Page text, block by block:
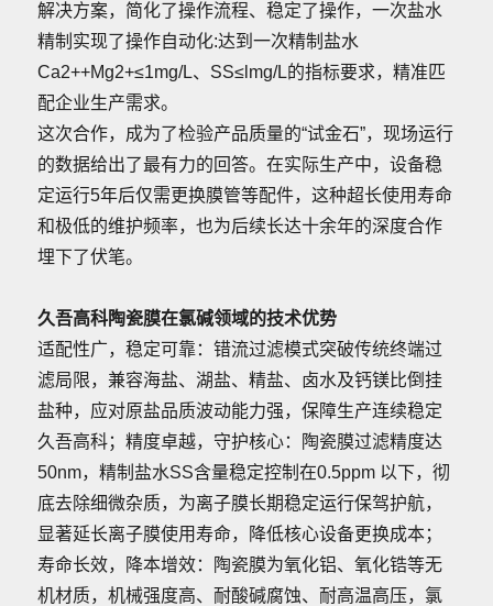
解决方案，简化了操作流程、稳定了操作，一次盐水
精制实现了操作自动化:达到一次精制盐水
Ca2++Mg2+≤1mg/L、SS≤lmg/L的指标要求，精准匹
配企业生产需求。
这次合作，成为了检验产品质量的“试金石”，现场运行
的数据给出了最有力的回答。在实际生产中，设备稳
定运行5年后仅需更换膜管等配件，这种超长使用寿命
和极低的维护频率，也为后续长达十余年的深度合作
埋下了伏笔。
久吾高科陶瓷膜在氯碱领域的技术优势
适配性广，稳定可靠：错流过滤模式突破传统终端过
滤局限，兼容海盐、湖盐、精盐、卤水及钙镁比倒挂
盐种，应对原盐品质波动能力强，保障生产连续稳定
久吾高科；精度卓越，守护核心：陶瓷膜过滤精度达
50nm，精制盐水SS含量稳定控制在0.5ppm 以下，彻
底去除细微杂质，为离子膜长期稳定运行保驾护航，
显著延长离子膜使用寿命，降低核心设备更换成本；
寿命长效，降本增效：陶瓷膜为氧化铝、氧化锆等无
机材质，机械强度高、耐酸碱腐蚀、耐高温高压，氯